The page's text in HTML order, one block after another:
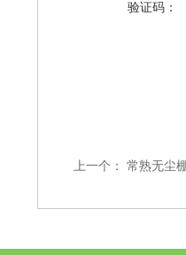
验证码：
上一个： 常熟无尘